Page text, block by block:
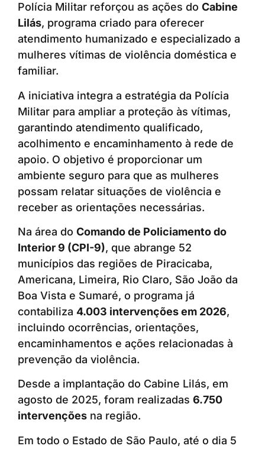
Polícia Militar reforçou as ações do Cabine
Lilás, programa criado para oferecer
atendimento humanizado e especializado a
mulheres vítimas de violência doméstica e
familiar.
A iniciativa integra a estratégia da Polícia
Militar para ampliar a proteção às vítimas,
garantindo atendimento qualificado,
acolhimento e encaminhamento à rede de
apoio. O objetivo é proporcionar um
ambiente seguro para que as mulheres
possam relatar situações de violência e
receber as orientações necessárias.
Na área do Comando de Policiamento do
Interior 9 (CPI-9), que abrange 52
municípios das regiões de Piracicaba,
Americana, Limeira, Rio Claro, São João da
Boa Vista e Sumaré, o programa já
contabiliza 4.003 intervenções em 2026,
incluindo ocorrências, orientações,
encaminhamentos e ações relacionadas à
prevenção da violência.
Desde a implantação do Cabine Lilás, em
agosto de 2025, foram realizadas 6.750
intervenções na região.
Em todo o Estado de São Paulo, até o dia 5